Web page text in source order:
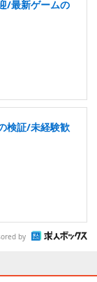
/最新ゲームの
検証/未経験歓
by